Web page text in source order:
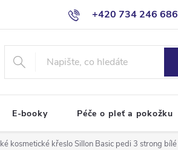
+420 734 246 686
E-booky Péče o pleť a pokožku
kosmetické křeslo Sillon Basic pedi 3 strong bílé